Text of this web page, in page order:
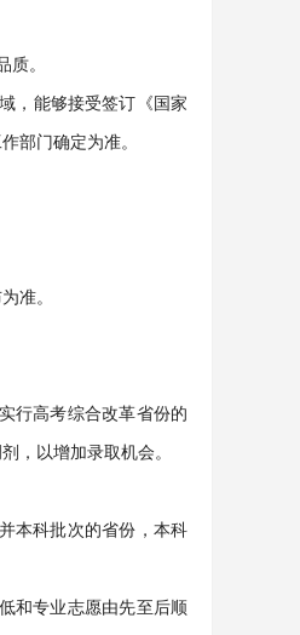
。
，能够接受签订《国家
部门确定为准。
准。
行高考综合改革省份的
，以增加录取机会。
本科批次的省份，本科
和专业志愿由先至后顺